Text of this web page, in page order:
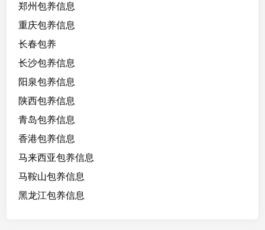
郑州包养信息
重庆包养信息
长春包养
长沙包养信息
阳泉包养信息
陕西包养信息
青岛包养信息
香港包养信息
马来西亚包养信息
马鞍山包养信息
黑龙江包养信息